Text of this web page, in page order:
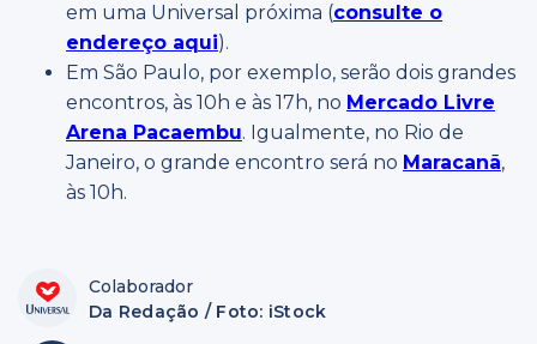
em uma Universal próxima (consulte o
endereço aqui).
Em São Paulo, por exemplo, serão dois grandes
encontros, às 10h e às 17h, no Mercado Livre
Arena Pacaembu. Igualmente, no Rio de
Janeiro, o grande encontro será no Maracanã,
às 10h.
Colaborador
Da Redação / Foto: iStock